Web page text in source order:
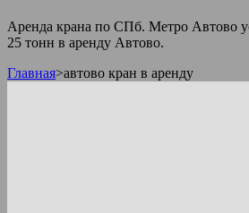
Аренда крана по СПб. Метро Автово
25 тонн в аренду Автово.
Главная>автово кран в аренду